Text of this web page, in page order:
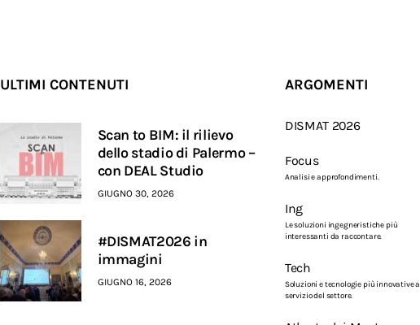
ULTIMI CONTENUTI
Scan to BIM: il rilievo
dello stadio di Palermo –
con DEAL Studio
GIUGNO 30, 2026
#DISMAT2026 in
immagini
GIUGNO 16, 2026
ARGOMENTI
DISMAT 2026
Focus
Analisi e approfondimenti.
Ing
Le soluzioni ingegneristiche più
interessanti da raccontare.
Tech
Soluzioni e tecnologie più innovative a
servizio del settore.